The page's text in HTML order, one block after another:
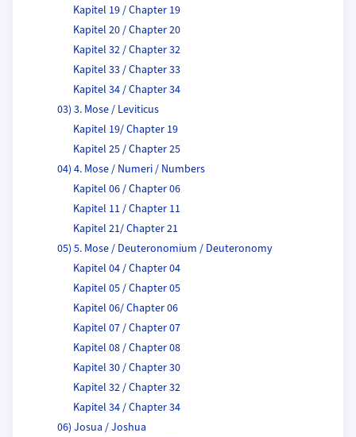
Kapitel 19 / Chapter 19
Kapitel 20 / Chapter 20
Kapitel 32 / Chapter 32
Kapitel 33 / Chapter 33
Kapitel 34 / Chapter 34
03) 3. Mose / Leviticus
Kapitel 19/ Chapter 19
Kapitel 25 / Chapter 25
04) 4. Mose / Numeri / Numbers
Kapitel 06 / Chapter 06
Kapitel 11 / Chapter 11
Kapitel 21/ Chapter 21
05) 5. Mose / Deuteronomium / Deuteronomy
Kapitel 04 / Chapter 04
Kapitel 05 / Chapter 05
Kapitel 06/ Chapter 06
Kapitel 07 / Chapter 07
Kapitel 08 / Chapter 08
Kapitel 30 / Chapter 30
Kapitel 32 / Chapter 32
Kapitel 34 / Chapter 34
06) Josua / Joshua